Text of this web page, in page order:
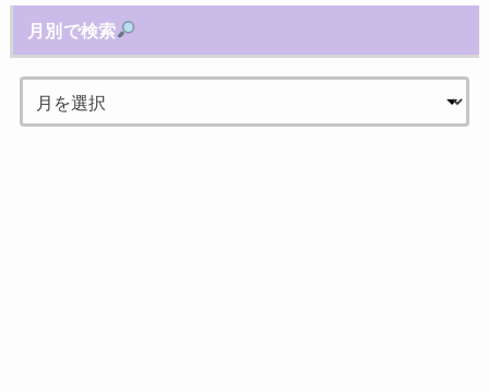
月別で検索